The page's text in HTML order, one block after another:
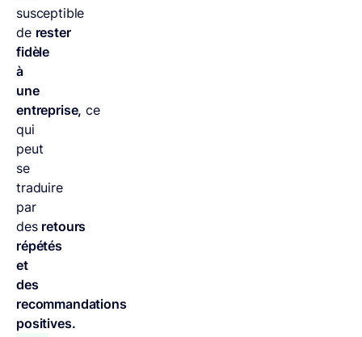
susceptible
de rester
fidèle
à
une
entreprise, ce
qui
peut
se
traduire
par
des retours
répétés
et
des
recommandations
positives.